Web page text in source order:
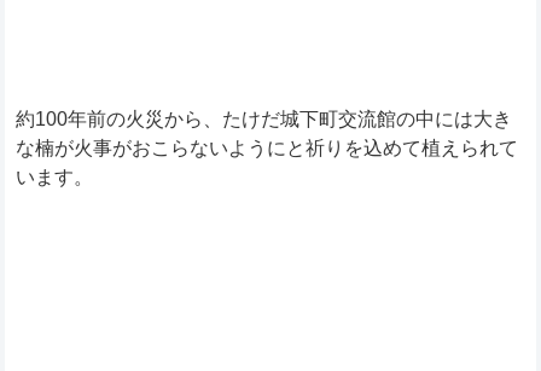
約100年前の火災から、たけだ城下町交流館の中には大き
な楠が火事がおこらないようにと祈りを込めて植えられて
います。